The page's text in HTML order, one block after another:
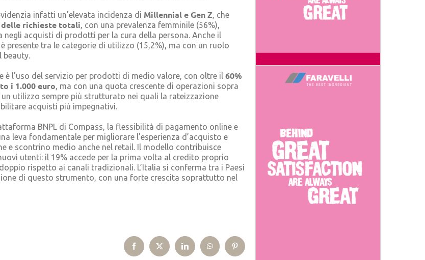
infatti un’elevata incidenza di Millennial e Gen Z, che
delle richieste totali, con una prevalenza femminile (56%),
acquisti di prodotti per la cura della persona. Anche il
presente tra le categorie di utilizzo (15,2%), ma con un ruolo
beauty.
è l’uso del servizio per prodotti di medio valore, con oltre il 60%
i 1.000 euro, ma con una quota crescente di operazioni sopra
utilizzo sempre più strutturato nei quali la rateizzazione
acquisti più impegnativi.
BNPL di Compass, la flessibilità di pagamento online e
leva fondamentale per migliorare l’esperienza d’acquisto e
e scontrino medio anche nel retail. Il modello contribuisce
utenti: il 19% accede per la prima volta al credito proprio
rispetto ai canali tradizionali. L’Italia si conferma tra i Paesi
di questo strumento, con una forte crescita soprattutto nel
FacebookX LinkedInWhatsAppPinterest